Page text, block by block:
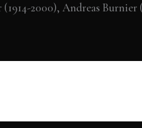
2000), Andreas